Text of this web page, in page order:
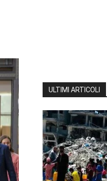
ULTIMI ARTICOLI